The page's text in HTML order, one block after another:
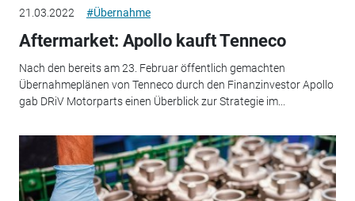
21.03.2022 #Übernahme
Aftermarket: Apollo kauft Tenneco
Nach den bereits am 23. Februar öffentlich gemachten
Übernahmeplänen von Tenneco durch den Finanzinvestor Apollo
gab DRiV Motorparts einen Überblick zur Strategie im...